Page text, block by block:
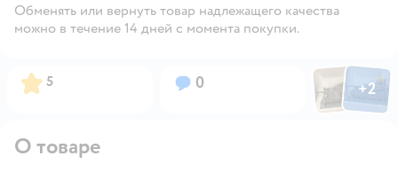
Обменять или вернуть товар надлежащего качества
можно в течение 14 дней с момента покупки.
Рейтинг:
5 Вопросов:
0 ФотоФото
+2
О товаре